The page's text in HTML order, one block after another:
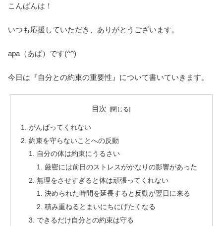
こんばんは！
いつも応援していただき、ありがとうございます。
apa（あぱ）です(^^)
今日は『自分との約束の重要性』について書いていきます。
目次
がんばってくれない
約束を守らないことへの反動
自分の体は約束にうるさい
厳密には前日のストレスがかなりの影響があった
無理をさせすぎると体は頑張ってくれない
決められた時間を延長すると反動が翌日に来る
積み重ねるとまいにちにげたくなる
できるだけ自分との約束は守る